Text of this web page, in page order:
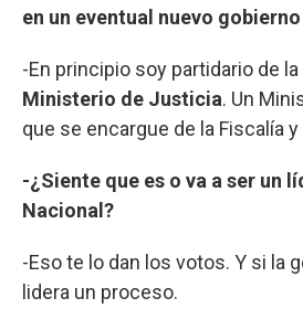
en un eventual nuevo
-En principio soy partidario de
Ministerio de Justicia. Un
que se encargue de la Fiscalía
-¿Siente que es o va a ser un
Nacional?
-Eso te lo dan los votos. Y si la
lidera un proceso.